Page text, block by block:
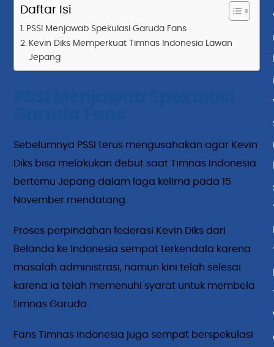
Daftar Isi
PSSI Menjawab Spekulasi Garuda Fans
Kevin Diks Memperkuat Timnas Indonesia Lawan
Jepang
Sebelumnya PSSI terus mengusahakan agar Kevin
Diks bisa melakukan debut saat Timnas Indonesia
bertemu Jepang dalam laga kelima pada 15
November mendatang.
Proses perpindahan federasi Kevin Diks dari
Belanda ke Indonesia sempat terkendala karena
masalah administrasi, namun kini telah selesai
karena ia telah memenuhi syarat untuk membela
timnas Garuda.
Fans Timnas Indonesia juga sempat berspekulasi